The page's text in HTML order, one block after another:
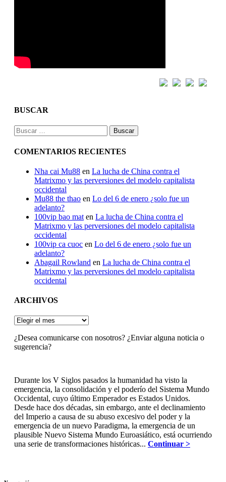
BUSCAR
Buscar:
COMENTARIOS RECIENTES
Nha cai Mu88 en La lucha de China contra el
Matrixmo y las perversiones del modelo capitalista
occidental
Mu88 the thao en Lo del 6 de enero ¿solo fue un
adelanto?
100vip bao mat en La lucha de China contra el
Matrixmo y las perversiones del modelo capitalista
occidental
100vip ca cuoc en Lo del 6 de enero ¿solo fue un
adelanto?
Abagail Rowland en La lucha de China contra el
Matrixmo y las perversiones del modelo capitalista
occidental
ARCHIVOS
ARCHIVOS
¿Desea comunicarse con nosotros? ¿Enviar alguna noticia o
sugerencia?
Durante los V Siglos pasados la humanidad ha visto la
emergencia, la consolidación y el poderío del Sistema Mundo
Occidental, cuyo último Emperador es Estados Unidos.
Desde hace dos décadas, sin embargo, ante el declinamiento
del Imperio a causa de su abuso excesivo del poder y la
emergencia de un nuevo Paradigma, la emergencia de un
plausible Nuevo Sistema Mundo Euroasiático, está ocurriendo
una serie de transformaciones históricas... Continuar >